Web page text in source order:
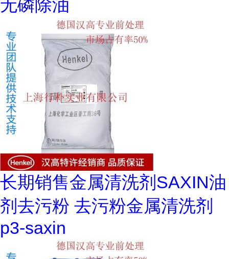
无磷除油
长期销售金属清洗剂SAXIN油
剂去污粉 去污粉金属清洗剂
p3-saxin